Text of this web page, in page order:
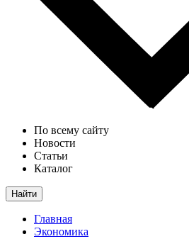
По всему сайту
Новости
Статьи
Каталог
Найти
Главная
Экономика